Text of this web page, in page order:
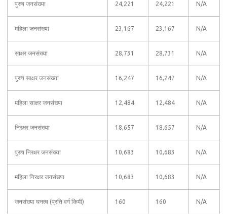
पुरुष जनसंख्या 24,221 24,221 N/A
महिला जनसंख्या 23,167 23,167 N/A
साक्षर जनसंख्या 28,731 28,731 N/A
पुरुष साक्षर जनसंख्या 16,247 16,247 N/A
महिला साक्षर जनसंख्या 12,484 12,484 N/A
निरक्षर जनसंख्या 18,657 18,657 N/A
पुरुष निरक्षर जनसंख्या 10,683 10,683 N/A
महिला निरक्षर जनसंख्या 10,683 10,683 N/A
जनसंख्या घनत्व (प्रति वर्ग किमी) 160 160 N/A